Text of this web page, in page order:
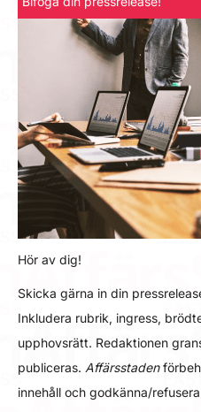
Hör av dig!
Skicka gärna in din
Inkludera rubrik, ingress,
upphovsrätt. Redaktionen
publiceras. Affärsstaden
innehåll och godkänna/